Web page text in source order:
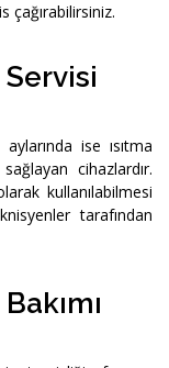
çağırabilirsiniz.
Servisi
ise ısıtma
cihazlardır.
kullanılabilmesi
tarafından